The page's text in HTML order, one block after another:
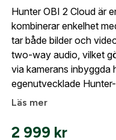
Mitt konto
Kontakta oss
Hunter OBI 2 Cloud är
kombinerar enkelhet
tar både bilder och
two-way audio, vilket
via kamerans inbyggda
egenutvecklade
Läs mer
2 999 kr
Logga in
Logga in för att
fakturabetalning och
När du är inloggad
skapat. I vår FAQ
frågorna gällande
Företag- eller
Org. nummer